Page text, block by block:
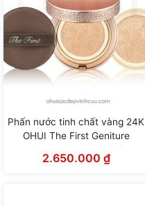
Phấn nước tinh chất vàng 24K
OHUI The First Geniture
2 lõi)
2.650.000 ₫